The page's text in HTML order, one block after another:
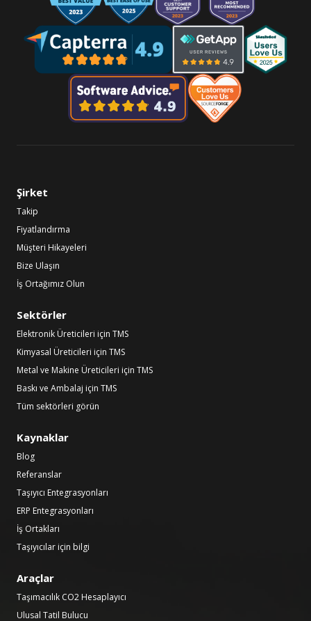
Şirket
Takip
Fiyatlandırma
Müşteri Hikayeleri
Bize Ulaşın
İş Ortağımız Olun
Sektörler
Elektronik Üreticileri için TMS
Kimyasal Üreticileri için TMS
Metal ve Makine Üreticileri için TMS
Baskı ve Ambalaj için TMS
Tüm sektörleri görün
Kaynaklar
Blog
Referanslar
Taşıyıcı Entegrasyonları
ERP Entegrasyonları
İş Ortakları
Taşıyıcılar için bilgi
Araçlar
Taşımacılık CO2 Hesaplayıcı
Ulusal Tatil Bulucu